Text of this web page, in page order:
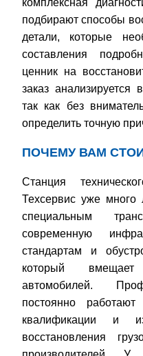
комплексная
подбирают способы
детали, которые
составления
ценник на
заказ анализируется
так как без
определить точную
ПОЧЕМУ ВАМ
Cтанция
Техсервис уже много
специальным
современную
стандартам и
который
автомобилей.
постоянно
квалификации и
восстановления